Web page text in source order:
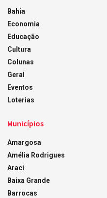
Bahia
Economia
Educação
Cultura
Colunas
Geral
Eventos
Loterias
Municípios
Amargosa
Amélia Rodrigues
Araci
Baixa Grande
Barrocas